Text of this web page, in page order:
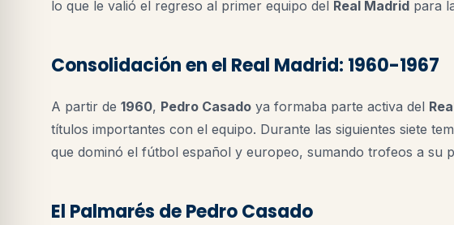
lo que le valió el regreso al primer equipo del Real Madrid para
Consolidación en el Real Madrid: 1960-1967
A partir de 1960, Pedro Casado ya formaba parte activa del
títulos importantes con el equipo. Durante las siguientes siete
que dominó el fútbol español y europeo, sumando trofeos a su
El Palmarés de Pedro Casado